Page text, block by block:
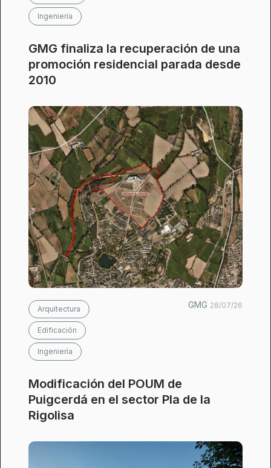
Ingeniería
GMG finaliza la recuperación de una
promoción residencial parada desde
2010
Arquitectura
Edificación
Ingeniería
GMG 28/07/26
Modificación del POUM de
Puigcerdá en el sector Pla de la
Rigolisa